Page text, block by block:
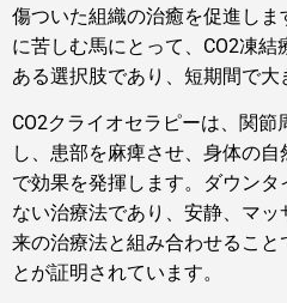
傷ついた組織の治癒を促進し
に苦しむ馬にとって、CO2凍
ある選択肢であり、短期間で大
CO2クライオセラピーは、関
し、患部を麻痺させ、身体の
で効果を発揮します。ダウン
ない治療法であり、安静、マ
来の治療法と組み合わせること
とが証明されています。